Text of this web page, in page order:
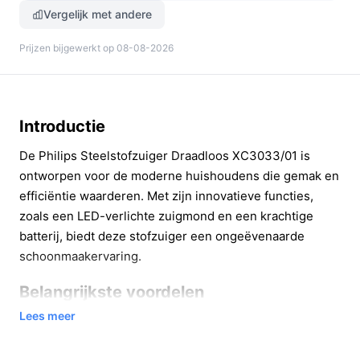
Vergelijk met andere
Prijzen bijgewerkt op 08-08-2026
Introductie
De Philips Steelstofzuiger Draadloos XC3033/01 is
ontworpen voor de moderne huishoudens die gemak en
efficiëntie waarderen. Met zijn innovatieve functies,
zoals een LED-verlichte zuigmond en een krachtige
batterij, biedt deze stofzuiger een ongeëvenaarde
schoonmaakervaring.
Belangrijkste voordelen
Deze draadloze stofzuiger biedt tal van voordelen die
Lees meer